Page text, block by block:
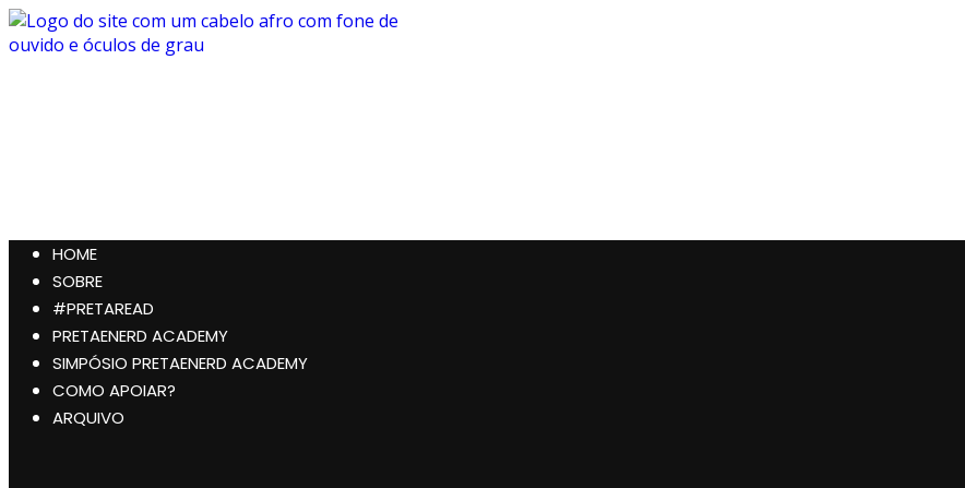
Pular
para
Preta, Nerd & Burning Hell
HOME
SOBRE
#PRETAREAD
PRETAENERD ACADEMY
SIMPÓSIO PRETAENERD ACADEMY
COMO APOIAR?
ARQUIVO